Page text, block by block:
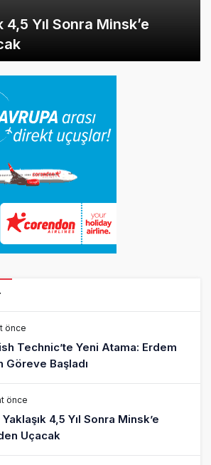
4,5 Yıl Sonra Minsk’e
önce
Technic’te Yeni Atama: Erdem
Göreve Başladı
önce
Yaklaşık 4,5 Yıl Sonra Minsk’e
Uçacak